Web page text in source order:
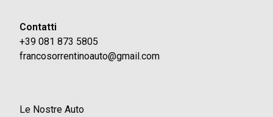
Contatti
+39 081 873 5805
francosorrentinoauto@gmail.com
Le Nostre Auto